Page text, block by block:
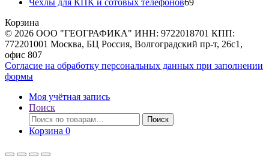
Чехлы для КПК и сотовых телефонов69
Корзина
© 2026 ООО "ГЕОГРАФИКА" ИНН: 9722018701 КПП:
772201001 Москва, БЦ Россия, Волгоградский пр-т, 26с1,
офис 807
Согласие на обработку персональных данных при заполнении
формы
Моя учётная запись
Поиск
Искать:
Поиск
Корзина 0